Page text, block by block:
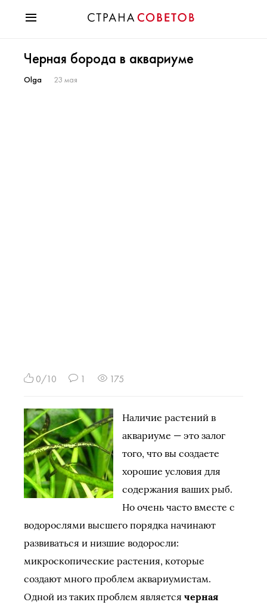
Мода
Звезды
Черная борода в аквариуме
Olga 23 мая
0/10 1 175
Наличие растений в
аквариуме — это залог
того, что вы создаете
хорошие условия для
содержания ваших рыб.
Но очень часто вместе с
водорослями высшего порядка начинают
развиваться и низшие водоросли:
микроскопические растения, которые
создают много проблем аквариумистам.
Одной из таких проблем является черная